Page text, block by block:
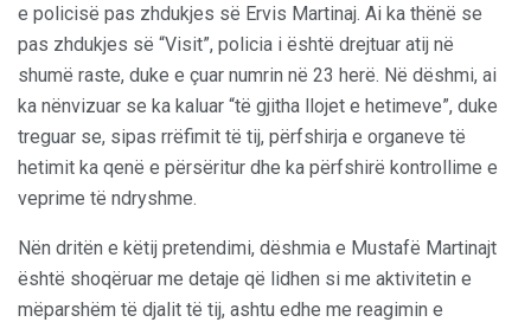
e policisë pas zhdukjes së Ervis Martinaj. Ai ka thënë se
pas zhdukjes së “Visit”, policia i është drejtuar atij në
shumë raste, duke e çuar numrin në 23 herë. Në dëshmi, ai
ka nënvizuar se ka kaluar “të gjitha llojet e hetimeve”, duke
treguar se, sipas rrëfimit të tij, përfshirja e organeve të
hetimit ka qenë e përsëritur dhe ka përfshirë kontrollime e
veprime të ndryshme.
Nën dritën e këtij pretendimi, dëshmia e Mustafë Martinajt
është shoqëruar me detaje që lidhen si me aktivitetin e
mëparshëm të djalit të tij, ashtu edhe me reagimin e